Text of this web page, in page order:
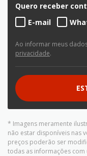
Quero receber
E-mail
Ao informar meus
privacidade.
* Imagens meramente
não estar disponíveis nas
preços poderão ser
todas as informações